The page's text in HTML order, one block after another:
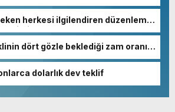
herkesi ilgilendiren düzenleme!
değişti
dört gözle beklediği zam oranı
dolarlık dev teklif